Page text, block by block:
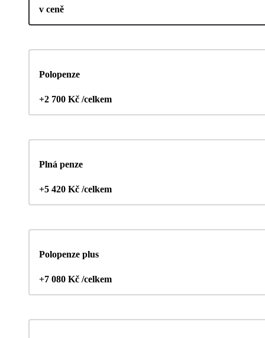
v ceně
Polopenze
+2 700 Kč /celkem
Plná penze
+5 420 Kč /celkem
Polopenze plus
+7 080 Kč /celkem